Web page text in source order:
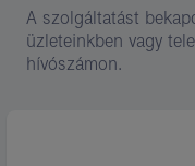
A szolgáltatást
üzleteinkben vagy
hívószámon.